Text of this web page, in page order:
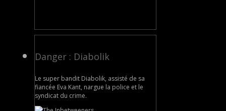
Danger : Diabolik
Le super bandit Diabolik, assisté de sa
fiancée Eva Kant, nargue la police et le
syndicat du crime.